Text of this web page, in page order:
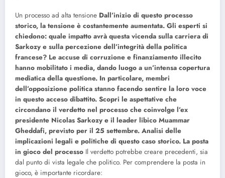
Un processo ad alta tensione Dall’inizio di questo processo
storico, la tensione è costantemente aumentata. Gli esperti si
chiedono: quale impatto avrà questa vicenda sulla carriera di
Sarkozy e sulla percezione dell’integrità della politica
francese? Le accuse di corruzione e finanziamento illecito
hanno mobilitato i media, dando luogo a un’intensa copertura
mediatica della questione. In particolare, membri
dell’opposizione politica stanno facendo sentire la loro voce
in questo acceso dibattito. Scopri le aspettative che
circondano il verdetto nel processo che coinvolge l’ex
presidente Nicolas Sarkozy e il leader libico Muammar
Gheddafi, previsto per il 25 settembre. Analisi delle
implicazioni legali e politiche di questo caso storico. La posta
in gioco del processo Il verdetto potrebbe creare precedenti, sia
dal punto di vista legale che politico. Per comprendere la posta in
gioco, è importante ricordare: